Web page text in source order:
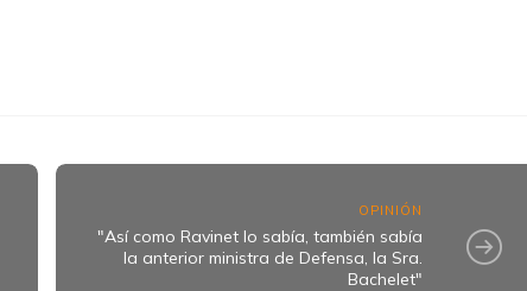
OPINIÓN
"Así como Ravinet lo sabía, también sabía
la anterior ministra de Defensa, la Sra.
Bachelet"